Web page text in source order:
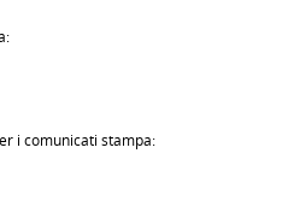
i comunicati stampa: